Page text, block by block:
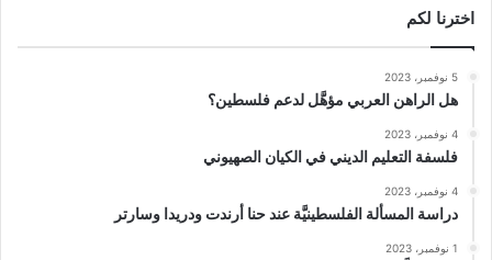
اخترنا لكم
5 نوفمبر، 2023
هل الراهن العربي مؤهَّل لدعم فلسطين؟
4 نوفمبر، 2023
فلسفة التعليم الديني في الكيان الصهيوني
4 نوفمبر، 2023
دراسة المسألة الفلسطينيَّة عند حنا أرندت ودريدا وسارتر
1 نوفمبر، 2023